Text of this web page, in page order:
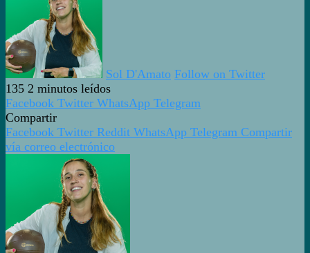
Sol D'Amato Follow on Twitter
135 2 minutos leídos
Facebook Twitter WhatsApp Telegram
Compartir
Facebook Twitter Reddit WhatsApp Telegram Compartir
vía correo electrónico